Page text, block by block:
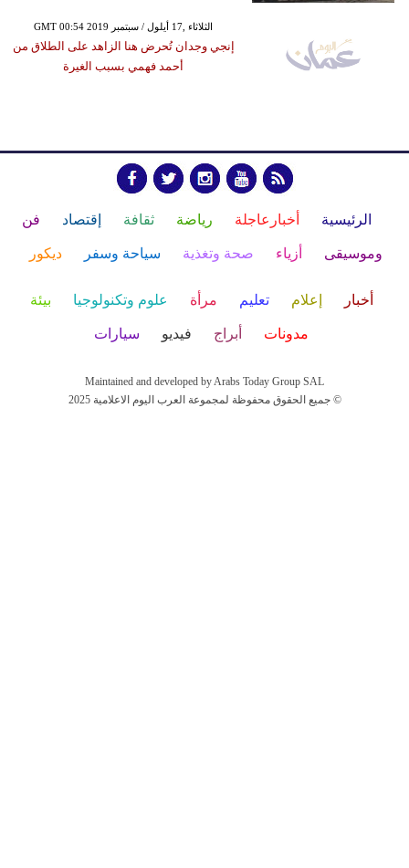
GMT 00:54 2019 الثلاثاء ,17 أيلول / سبتمبر
إنجي وجدان تُحرض هنا الزاهد على الطلاق من
أحمد فهمي بسبب الغيرة
الرئيسية أخبارعاجلة رياضة ثقافة إقتصاد فن
وموسيقى أزياء صحة وتغذية سياحة وسفر ديكور
أخبار إعلام تعليم مرأة علوم وتكنولوجيا بيئة
مدونات أبراج فيديو سيارات
Maintained and developed by Arabs Today Group SAL
جميع الحقوق محفوظة لمجموعة العرب اليوم الاعلامية 2025 ©